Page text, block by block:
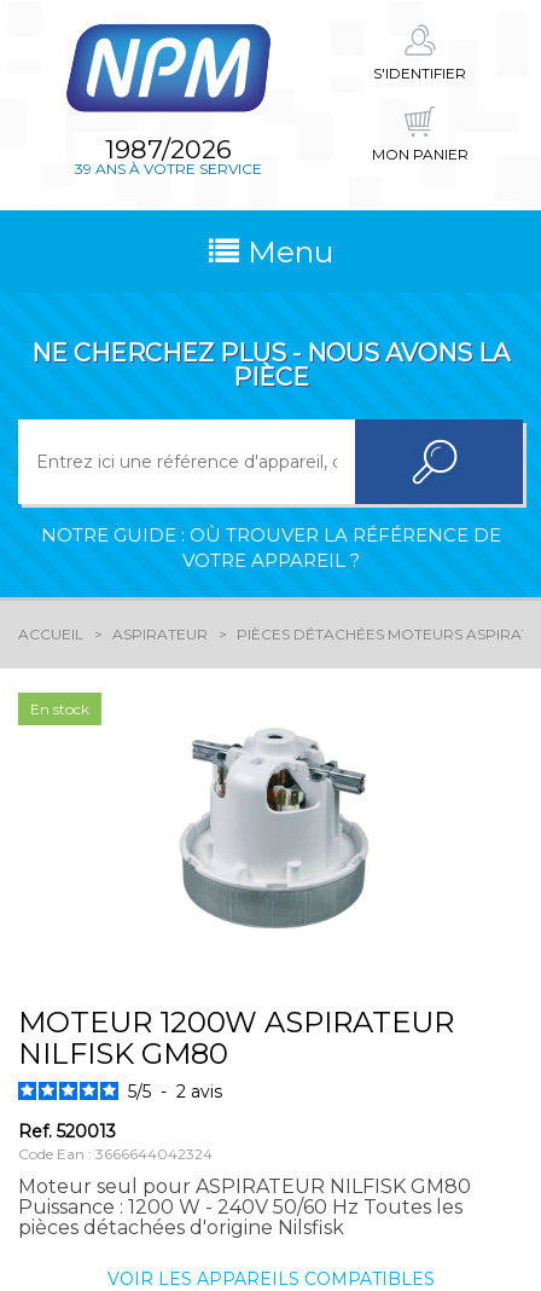
1987/2026
39 ANS À VOTRE SERVICE
S'IDENTIFIER
MON PANIER
Menu
NE CHERCHEZ PLUS - NOUS AVONS LA
PIÈCE
NOTRE GUIDE : OÙ TROUVER LA RÉFÉRENCE DE
VOTRE APPAREIL ?
ACCUEIL ASPIRATEUR PIÈCES DÉTACHÉES MOTEURS
En stock
MOTEUR 1200W ASPIRATEUR
NILFISK GM80
5/5 - 2 avis
Ref. 520013
Code Ean : 3666644042324
Moteur seul pour ASPIRATEUR NILFISK GM80
Puissance : 1200 W - 240V 50/60 Hz Toutes les
pièces détachées d'origine Nilsfisk
VOIR LES APPAREILS COMPATIBLES